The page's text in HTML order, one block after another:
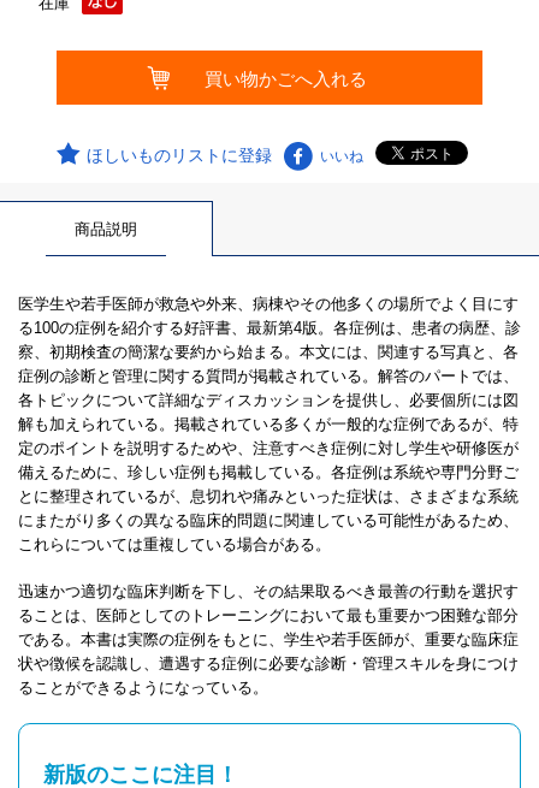
ほしいものリストに登録 いいね
商品説明
医学生や若手医師が救急や外来、病棟やその他多くの場所でよく目にす
る100の症例を紹介する好評書、最新第4版。各症例は、患者の病歴、診
察、初期検査の簡潔な要約から始まる。本文には、関連する写真と、各
症例の診断と管理に関する質問が掲載されている。解答のパートでは、
各トピックについて詳細なディスカッションを提供し、必要個所には図
解も加えられている。掲載されている多くが一般的な症例であるが、特
定のポイントを説明するためや、注意すべき症例に対し学生や研修医が
備えるために、珍しい症例も掲載している。各症例は系統や専門分野ご
とに整理されているが、息切れや痛みといった症状は、さまざまな系統
にまたがり多くの異なる臨床的問題に関連している可能性があるため、
これらについては重複している場合がある。
迅速かつ適切な臨床判断を下し、その結果取るべき最善の行動を選択す
ることは、医師としてのトレーニングにおいて最も重要かつ困難な部分
である。本書は実際の症例をもとに、学生や若手医師が、重要な臨床症
状や徴候を認識し、遭遇する症例に必要な診断・管理スキルを身につけ
ることができるようになっている。
新版のここに注目！